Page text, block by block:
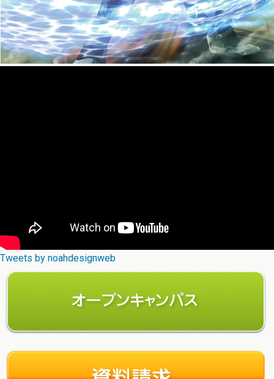
Tweets by noahdesignweb